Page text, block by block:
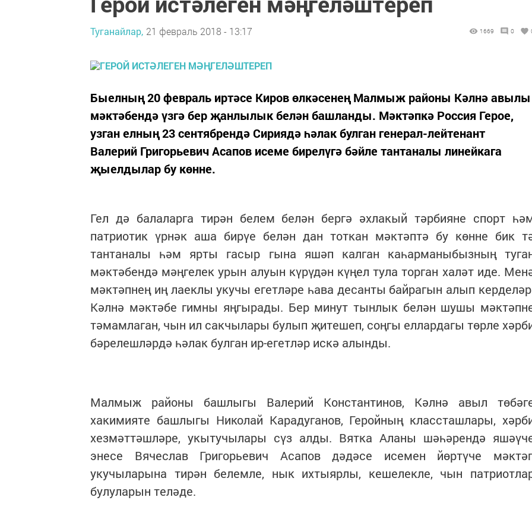
Туганайлар, 21 февраль 2018 - 13:17 1669 0
Быелның 20 февраль иртәсе Киров өлкәсенең Малмыж районы Кәлнә авылы
мәктәбендә үзгә бер җанлылык белән башланды. Мәктәпкә Россия Герое,
узган елның 23 сентябрендә Сириядә һәлак булган генерал-лейтенант
Валерий Григорьевич Асапов исеме бирелүгә бәйле тантаналы линейкага
җыелдылар бу көнне.
Гел дә балаларга тирән белем белән бергә әхлакый тәрбияне спорт
патриотик үрнәк аша бирүе белән дан тоткан мәктәптә бу көнне бик
тантаналы һәм ярты гасыр гына яшәп калган каһарманыбызның
мәктәбендә мәңгелек урын алуын күрүдән күңел тула торган халәт иде.
мәктәпнең иң лаеклы укучы егетләре һава десанты байрагын алып
Кәлнә мәктәбе гимны яңгырады. Бер минут тынлык белән шушы
тәмамлаган, чын ил сакчылары булып җитешеп, соңгы еллардагы төрле
бәрелешләрдә һәлак булган ир-егетләр искә алынды.
Малмыж районы башлыгы Валерий Константинов, Кәлнә авыл
хакимияте башлыгы Николай Карадуганов, Геройның классташлары,
хезмәттәшләре, укытучылары сүз алды. Вятка Аланы шәһәрендә
энесе Вячеслав Григорьевич Асапов дәдәсе исемен йөртүче
укучыларына тирән белемле, нык ихтыярлы, кешелекле, чын
булуларын теләде.